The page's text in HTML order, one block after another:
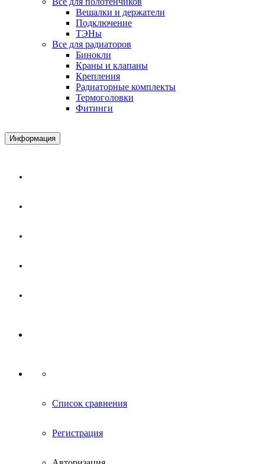
Вешалки и держатели
Подключение
ТЭНы
Все для радиаторов
Бинокли
Краны и клапаны
Крепления
Радиаторные комплекты
Термоголовки
Фитинги
Информация
Список сравнения
Регистрация